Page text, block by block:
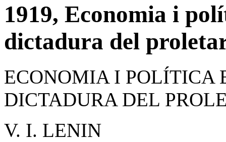
1919, Economia i
dictadura del
ECONOMIA I POLÍTICA
DICTADURA DEL
V. I. LENIN